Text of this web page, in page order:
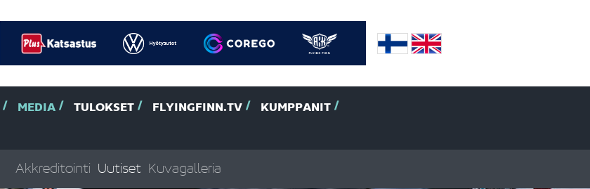
MEDIA TULOKSET FLYINGFINN.TV
KUMPPANIT
Akkreditointi Uutiset Kuvagalleria